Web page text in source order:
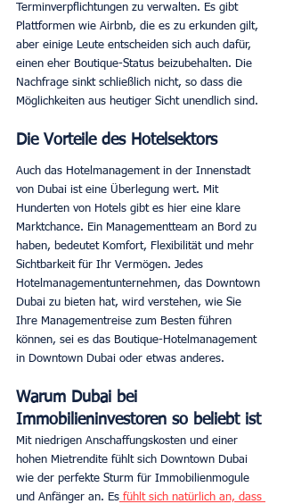
Terminverpflichtungen zu verwalten. Es gibt
Plattformen wie Airbnb, die es zu erkunden gilt,
aber einige Leute entscheiden sich auch dafür,
einen eher Boutique-Status beizubehalten. Die
Nachfrage sinkt schließlich nicht, so dass die
Möglichkeiten aus heutiger Sicht unendlich sind.
Die Vorteile des Hotelsektors
Auch das Hotelmanagement in der Innenstadt
von Dubai ist eine Überlegung wert. Mit
Hunderten von Hotels gibt es hier eine klare
Marktchance. Ein Managementteam an Bord zu
haben, bedeutet Komfort, Flexibilität und mehr
Sichtbarkeit für Ihr Vermögen. Jedes
Hotelmanagementunternehmen, das Downtown
Dubai zu bieten hat, wird verstehen, wie Sie
Ihre Managementreise zum Besten führen
können, sei es das Boutique-Hotelmanagement
in Downtown Dubai oder etwas anderes.
Warum Dubai bei
Immobilieninvestoren so beliebt ist
Mit niedrigen Anschaffungskosten und einer
hohen Mietrendite fühlt sich Downtown Dubai
wie der perfekte Sturm für Immobilienmogule
und Anfänger an. Es fühlt sich natürlich an, dass